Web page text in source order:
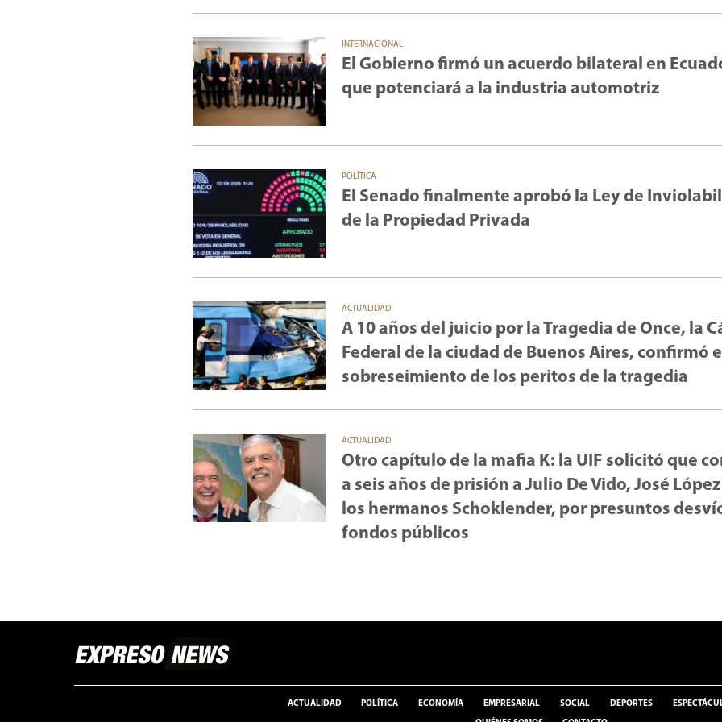
INTERNACIONAL
El Gobierno firmó un acuerdo bilateral en
que potenciará a la industria automotriz
POLÍTICA
El Senado finalmente aprobó la Ley de
de la Propiedad Privada
ACTUALIDAD
A 10 años del juicio por la Tragedia de Once, la
Federal de la ciudad de Buenos Aires, confirmó
sobreseimiento de los peritos de la tragedia
ACTUALIDAD
Otro capítulo de la mafia K: la UIF solicitó que
a seis años de prisión a Julio De Vido, José López
los hermanos Schoklender, por presuntos
fondos públicos
ACTUALIDAD POLÍTICA ECONOMÍA EMPRESARIAL SOCIAL DEPORTES